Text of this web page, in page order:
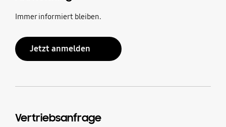
Immer informiert bleiben.
Jetzt anmelden
Vertriebsanfrage